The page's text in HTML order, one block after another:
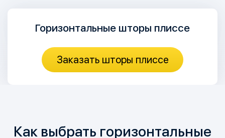
Горизонтальные шторы плиссе
Заказать шторы плиссе
Как выбрать горизонтальные